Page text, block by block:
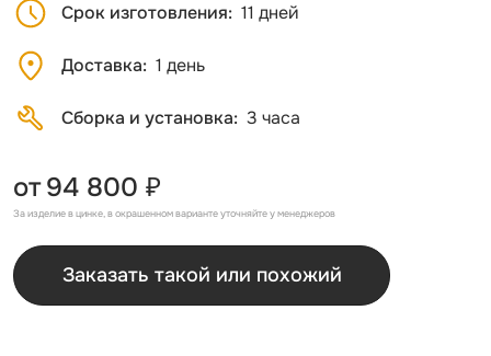
Срок изготовления 11 дней
Доставка 1 день
Сборка и установка 3 часа
от 94 800 ₽
За изделие в цинке, в окрашенном варианте уточняйте у менеджеров
Заказать такой или похожий